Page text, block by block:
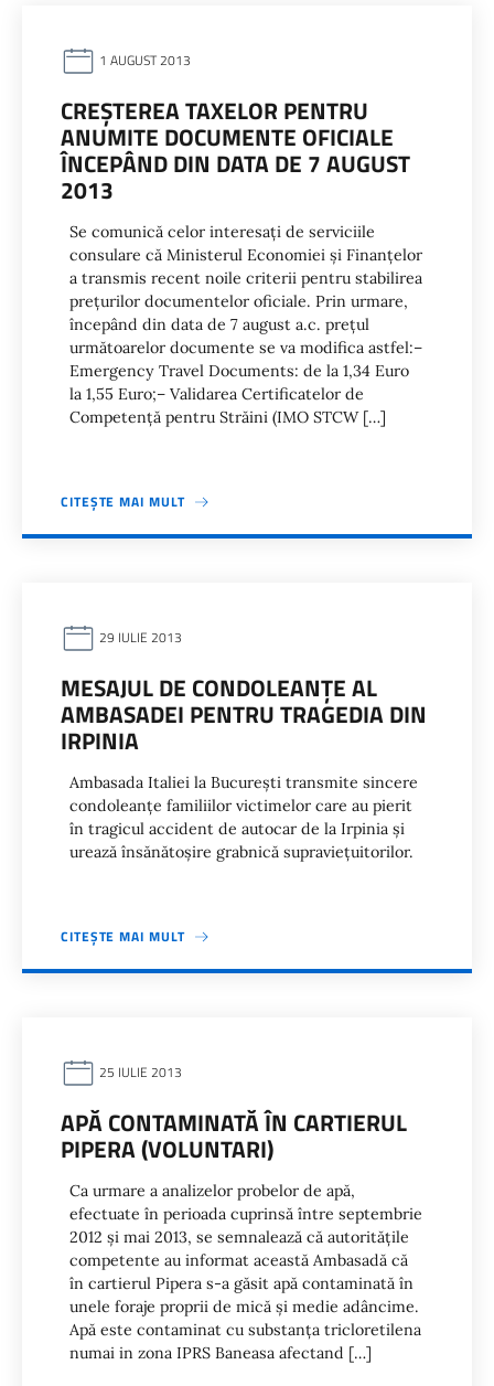
1 AUGUST 2013
CREŞTEREA TAXELOR PENTRU
ANUMITE DOCUMENTE OFICIALE
ÎNCEPÂND DIN DATA DE 7 AUGUST
2013
Se comunică celor interesaţi de serviciile
consulare că Ministerul Economiei şi Finanţelor
a transmis recent noile criterii pentru stabilirea
preţurilor documentelor oficiale. Prin urmare,
începând din data de 7 august a.c. preţul
următoarelor documente se va modifica astfel:–
Emergency Travel Documents: de la 1,34 Euro
la 1,55 Euro;– Validarea Certificatelor de
Competenţă pentru Străini (IMO STCW […]
CITEȘTE MAI MULT
29 IULIE 2013
MESAJUL DE CONDOLEANŢE AL
AMBASADEI PENTRU TRAGEDIA DIN
IRPINIA
Ambasada Italiei la Bucureşti transmite sincere
condoleanţe familiilor victimelor care au pierit
în tragicul accident de autocar de la Irpinia şi
urează însănătoşire grabnică supravieţuitorilor.
CITEȘTE MAI MULT
25 IULIE 2013
APĂ CONTAMINATĂ ÎN CARTIERUL
PIPERA (VOLUNTARI)
Ca urmare a analizelor probelor de apă,
efectuate în perioada cuprinsă între septembrie
2012 şi mai 2013, se semnalează că autorităţile
competente au informat această Ambasadă că
în cartierul Pipera s-a găsit apă contaminată în
unele foraje proprii de mică şi medie adâncime.
Apă este contaminat cu substanţa tricloretilena
numai in zona IPRS Baneasa afectand […]